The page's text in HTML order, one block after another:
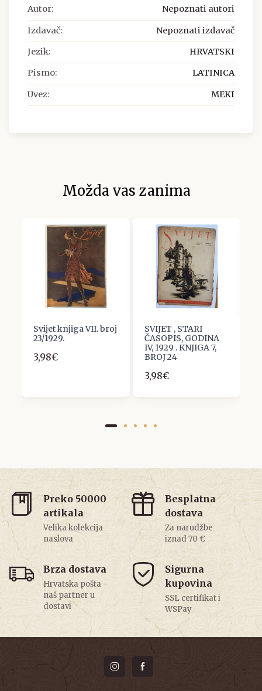
Autor: Nepoznati autori
Izdavač: Nepoznati izdavač
Jezik: HRVATSKI
Pismo: LATINICA
Uvez: MEKI
Možda vas zanima
Svijet knjiga VII. broj
23/1929.
3,98€
SVIJET , STARI
ČASOPIS, GODINA
IV, 1929 . KNJIGA 7,
BROJ 24
3,98€
Preko 50000
artikala
Velika kolekcija
naslova
Besplatna
dostava
Za narudžbe
iznad 70 €
Brza dostava
Hrvatska pošta -
naš partner u
dostavi
Sigurna
kupovina
SSL certifikat i
WSPay